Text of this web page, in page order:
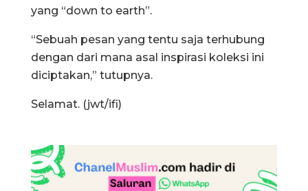
yang “down to earth”.
“Sebuah pesan yang tentu saja terhubung
dengan dari mana asal inspirasi koleksi ini
diciptakan,” tutupnya.
Selamat. (jwt/ifi)